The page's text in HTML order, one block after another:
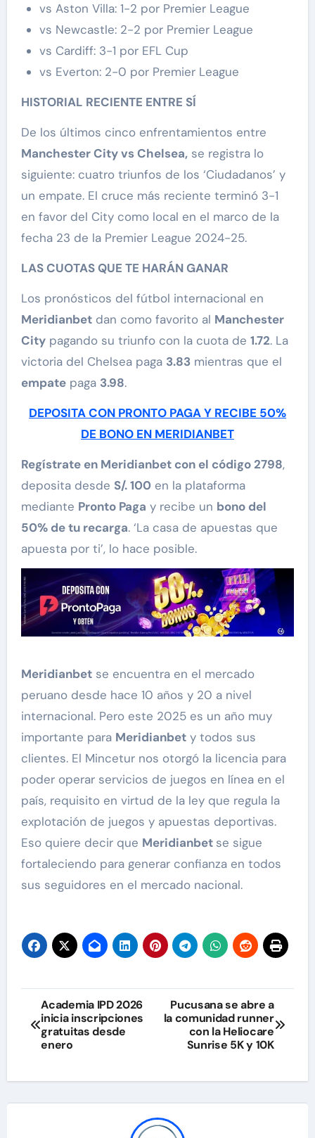
vs Aston Villa: 1-2 por Premier League
vs Newcastle: 2-2 por Premier League
vs Cardiff: 3-1 por EFL Cup
vs Everton: 2-0 por Premier League
HISTORIAL RECIENTE ENTRE SÍ
De los últimos cinco enfrentamientos entre
Manchester City vs Chelsea,se registra lo
siguiente: cuatro triunfos de los ‘Ciudadanos’ y
un empate. El cruce más reciente terminó 3-1
en favor del City como local en el marco de la
fecha 23 de la Premier League 2024-25.
LAS CUOTAS QUE TE HARÁN GANAR
Los pronósticos del fútbol internacional en
Meridianbetdan como favorito al Manchester
Citypagando su triunfo con la cuota de 1.72. La
victoria del Chelsea paga 3.83mientras que el
empatepaga 3.98.
DEPOSITA CON PRONTO PAGA Y RECIBE 50%
DE BONO EN MERIDIANBET
Regístrate en Meridianbet con el código 2798,
deposita desde S/. 100 en la plataforma
mediante Pronto Paga y recibe un bono del
50% de tu recarga. ‘La casa de apuestas que
apuesta por ti’, lo hace posible.
Meridianbetse encuentra en el mercado
peruano desde hace 10 años y 20 a nivel
internacional. Pero este 2025 es un año muy
importante para Meridianbety todos sus
clientes. El Mincetur nos otorgó la licencia para
poder operar servicios de juegos en línea en el
país, requisito en virtud de la ley que regula la
explotación de juegos y apuestas deportivas.
Eso quiere decir que Meridianbet se sigue
fortaleciendo para generar confianza en todos
sus seguidores en el mercado nacional.
Navegación
de
Academia IPD 2026
inicia inscripciones
gratuitas desde
enero
Pucusana se abre a
la comunidad runner
con la Heliocare
Sunrise 5K y 10K